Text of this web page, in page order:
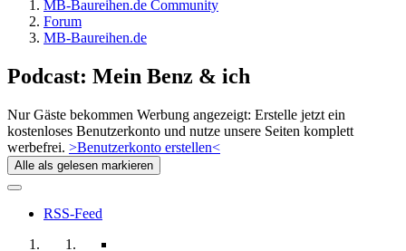
MB-Baureihen.de Community
Forum
MB-Baureihen.de
Podcast: Mein Benz & ich
Nur Gäste bekommen Werbung angezeigt: Erstelle jetzt ein
kostenloses Benutzerkonto und nutze unsere Seiten komplett
werbefrei. >Benutzerkonto erstellen<
Alle als gelesen markieren
RSS-Feed